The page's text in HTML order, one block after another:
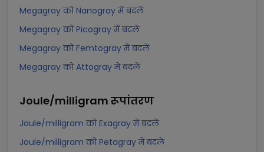
Megagray को Nanogray में बदलें
Megagray को Picogray में बदलें
Megagray को Femtogray में बदलें
Megagray को Attogray में बदलें
Joule/milligram रूपांतरण
Joule/milligram को Exagray में बदलें
Joule/milligram को Petagray में बदलें